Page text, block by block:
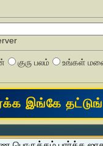
குரு பலம் உங்கள்